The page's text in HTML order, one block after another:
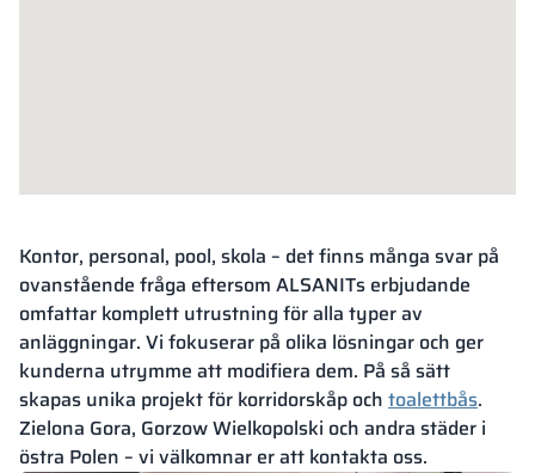
Kontor, personal, pool, skola – det finns många svar på
ovanstående fråga eftersom ALSANITs erbjudande
omfattar komplett utrustning för alla typer av
anläggningar. Vi fokuserar på olika lösningar och ger
kunderna utrymme att modifiera dem. På så sätt
skapas unika projekt för korridorskåp och toalettbås.
Zielona Gora, Gorzow Wielkopolski och andra städer i
östra Polen – vi välkomnar er att kontakta oss.